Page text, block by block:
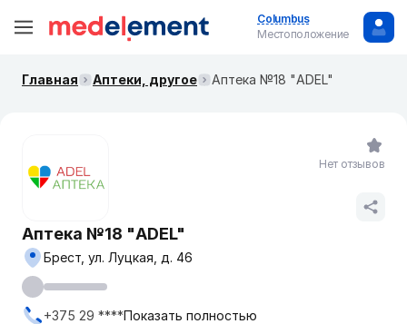
Columbus
Местоположение
Главная Аптеки, другое Аптека №18 "ADEL"
Аптека №18 "ADEL"
Брест, ул. Луцкая, д. 46
+375 29 ****Показать полностью
Нет отзывов